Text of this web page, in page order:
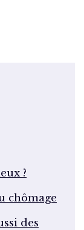
?
chômage
des